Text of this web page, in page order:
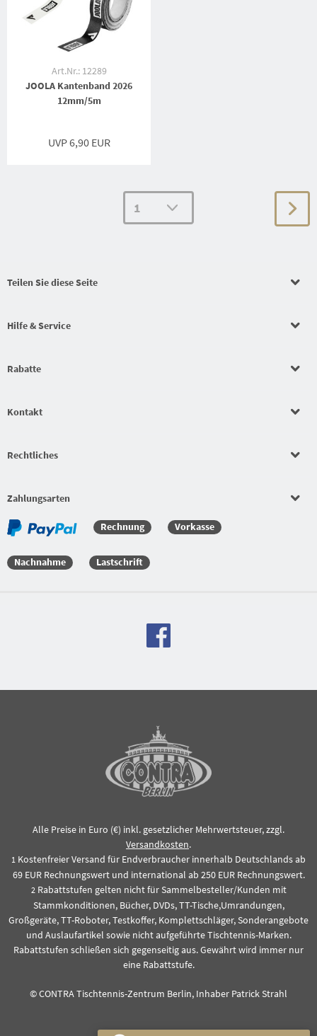
Art.Nr.: 12289
JOOLA Kantenband 2026
12mm/5m
UVP 6,90 EUR
Teilen Sie diese Seite
Hilfe & Service
Rabatte
Kontakt
Rechtliches
Zahlungsarten
Rechnung Vorkasse
Nachnahme Lastschrift
Alle Preise in Euro (€) inkl. gesetzlicher Mehrwertsteuer, zzgl.
Versandkosten.
1 Kostenfreier Versand für Endverbraucher innerhalb Deutschlands ab
69 EUR Rechnungswert und international ab 250 EUR Rechnungswert.
2Rabattstufen gelten nicht für Sammelbesteller/Kunden mit
Stammkonditionen, Bücher, DVDs, TT-Tische,Umrandungen,
Großgeräte, TT-Roboter, Testkoffer, Komplettschläger, Sonderangebote
und Auslaufartikel sowie nicht aufgeführte Tischtennis-Marken.
Rabattstufen schließen sich gegenseitig aus. Gewährt wird immer nur
eine Rabattstufe.
© CONTRA Tischtennis-Zentrum Berlin, Inhaber Patrick Strahl